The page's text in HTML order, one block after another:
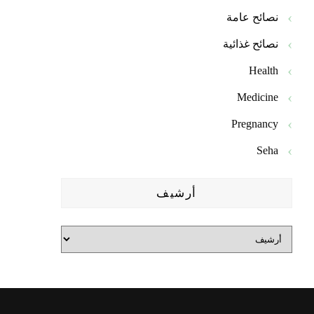
نصائح عامة
نصائح غذائية
Health
Medicine
Pregnancy
Seha
أرشيف